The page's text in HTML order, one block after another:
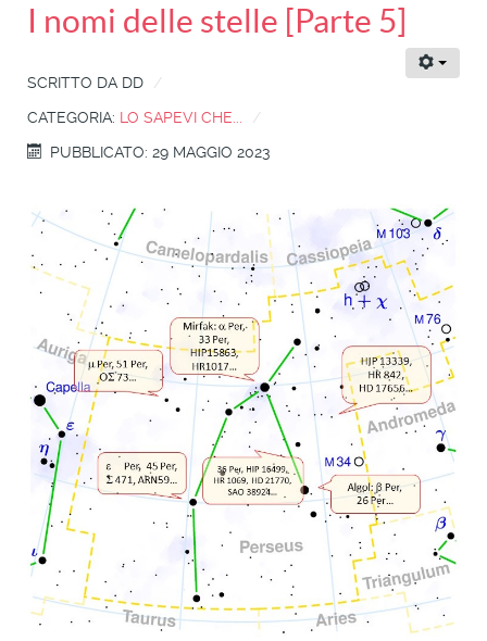
I nomi delle stelle [Parte 5]
SCRITTO DA DD
CATEGORIA: LO SAPEVI CHE...
PUBBLICATO: 29 MAGGIO 2023